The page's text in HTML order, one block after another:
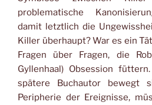
problematische
damit letztlich die
Killer überhaupt? War es ein
Fragen über Fragen, die
Gyllenhaal) Obsession
spätere Buchautor bewegt
Peripherie der Ereignisse,